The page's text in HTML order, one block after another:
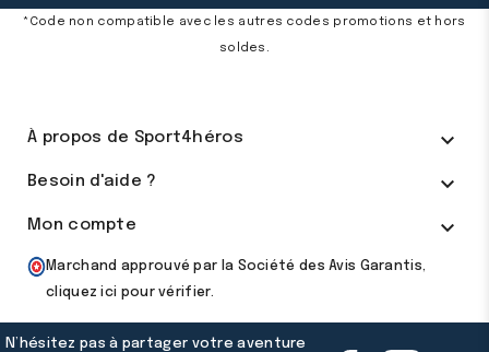
*Code non compatible avec les autres codes promotions et hors
soldes.
À propos de Sport4héros 
Besoin d'aide ? 
Mon compte 
Marchand approuvé par la Société des Avis Garantis,
cliquez ici pour vérifier.
N’hésitez pas à partager votre aventure